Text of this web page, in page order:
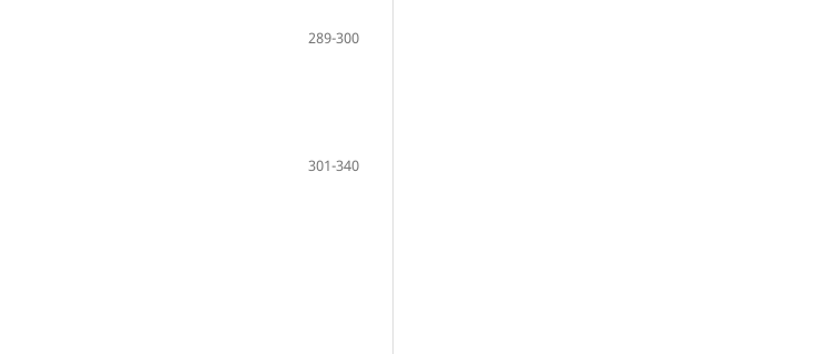
289-300
301-340